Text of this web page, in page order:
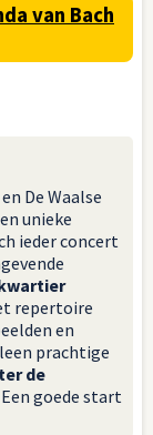
van Bach
De Waalse
unieke
ieder concert
repertoire
en
prachtige
de
goede start